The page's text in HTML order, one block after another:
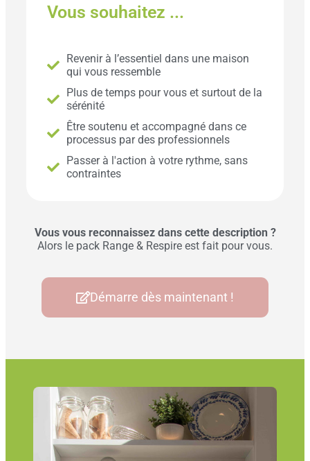
Vous souhaitez ...
Revenir à l’essentiel dans une maison
qui vous ressemble
Plus de temps pour vous et surtout de la
sérénité
Être soutenu et accompagné dans ce
processus par des professionnels
Passer à l'action à votre rythme, sans
contraintes
Vous vous reconnaissez dans cette description ?
Alors le pack Range & Respire est fait pour vous.
Démarre dès maintenant !